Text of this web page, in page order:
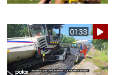
01:33